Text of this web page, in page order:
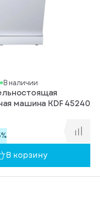
В наличии
машина KDF 45240
В корзину